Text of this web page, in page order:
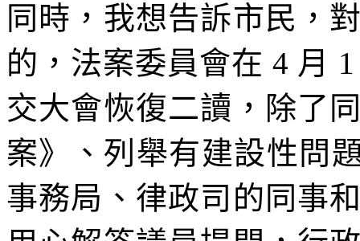
同時，我想告訴市民，
的，法案委員會在 4 月
交大會恢復二讀，除了
案》、列舉有建設性問
事務局、律政司的同事